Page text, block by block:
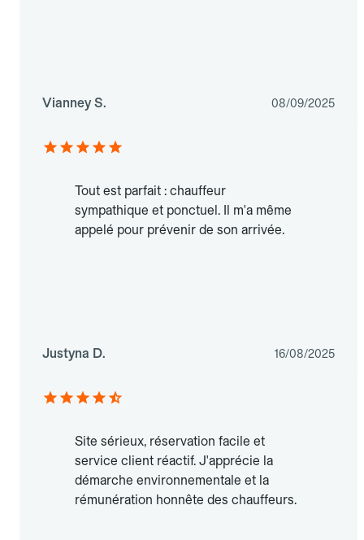
Vianney S. 08/09/2025
Tout est parfait : chauffeur
sympathique et ponctuel. Il m'a même
appelé pour prévenir de son arrivée.
Justyna D. 16/08/2025
Site sérieux, réservation facile et
service client réactif. J'apprécie la
démarche environnementale et la
rémunération honnête des chauffeurs.